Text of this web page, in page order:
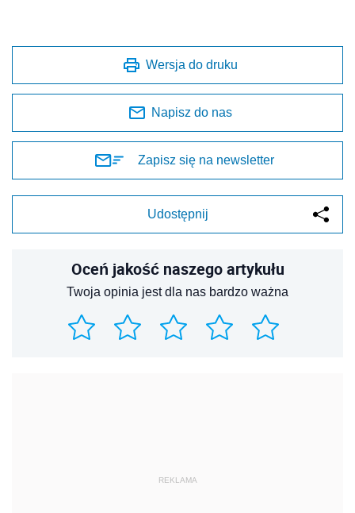
Wersja do druku
Napisz do nas
Zapisz się na newsletter
Udostępnij
Oceń jakość naszego artykułu
Twoja opinia jest dla nas bardzo ważna
REKLAMA